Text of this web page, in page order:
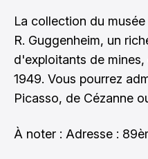
La collection du
R. Guggenheim, un
d'exploitants de
1949. Vous pourrez
Picasso, de Cézanne
À noter : Adresse :